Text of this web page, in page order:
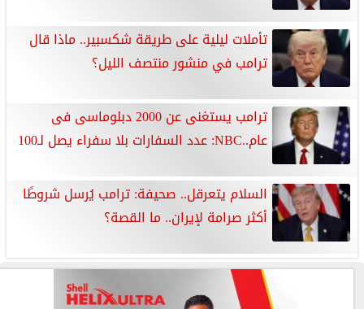
تأملات ليلية على طريقة شكسبير.. ماذا قال
ترامب في منشور منتصف الليل؟
ترامب يستغنى عن 2000 دبلوماسى فى
عام..NBC: عدد السفارات بلا سفراء يصل لـ100
السلام يتعرقل.. صحيفة: ترامب يُرسل شروطًا
أكثر صرامة لإيران.. ما القصة؟